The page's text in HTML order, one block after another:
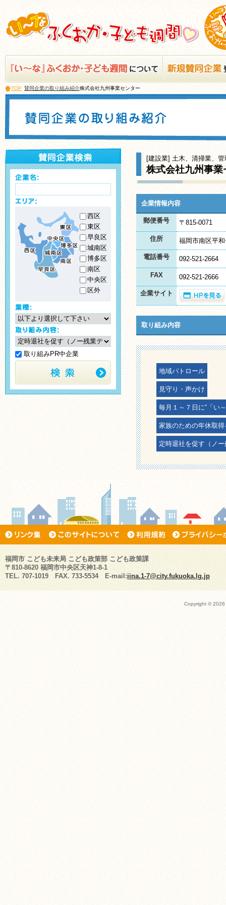
TOP 賛同企業の取り組み紹介株式会社九州事業センター
西区
東区
早良区
城南区
博多区
南区
中央区
区外
取り組みPR中企業
[建設業] 土木、清掃業、管
株式会社九州事業
企業情報内容
郵便番号 〒815-0071
住所 福岡市南区平
電話番号 092-521-2664
FAX 092-521-2666
企業サイト
取り組み内容
地域パトロール
見守り・声かけ
毎月１～７日に“「い
家族のための年休取得
定時退社を促す（ノ
福岡市 こども未来局 こども政策部 こども政策課
〒810-8620 福岡市中央区天神1-8-1
TEL. 707-1019 FAX. 733-5534 E-mail:iina.1-7@city.fukuoka.lg.jp
Copyright ©2026